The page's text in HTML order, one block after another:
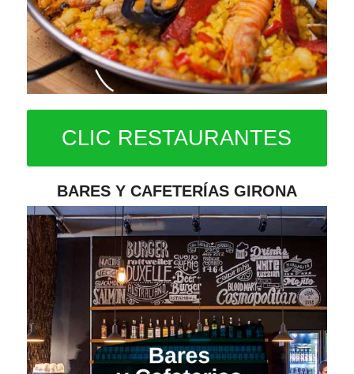
CLIC RESTAURANTES
BARES Y CAFETERÍAS GIRONA